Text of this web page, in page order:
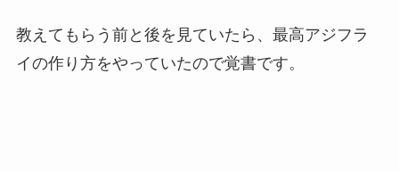
教えてもらう前と後を見ていたら、最高アジフラ
イの作り方をやっていたので覚書です。